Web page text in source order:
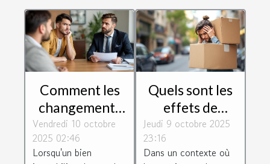
Comment les
changements
de propriété
affectent-ils
les contrats de
Vendredi 10 octobre
2025 02:46
Lorsqu'un bien
Quels sont les
effets de
l'encadrement
des loyers sur
la mobilité
Jeudi 9 octobre 2025
23:16
Dans un contexte où